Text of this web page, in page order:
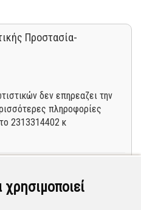
Προστασία-
δεν επηρεαζει την
πληροφορίες
2313314402 κ